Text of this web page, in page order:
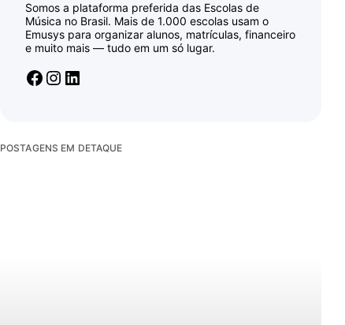
Somos a plataforma preferida das Escolas de
Música no Brasil. Mais de 1.000 escolas usam o
Emusys para organizar alunos, matrículas, financeiro
e muito mais — tudo em um só lugar.
POSTAGENS EM DETAQUE